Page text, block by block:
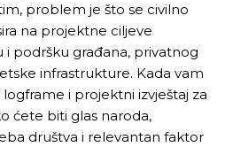
problem je što se civilno
na projektne ciljeve
i podršku građana, privatnog
infrastrukture. Kada vam
i projektni izvještaj za
ćete biti glas naroda,
društva i relevantan faktor